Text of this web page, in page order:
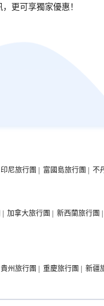
更可享獨家優惠！
印尼旅行團 | 富國島旅行團 | 不
| 加拿大旅行團 | 新西蘭旅行團 |
貴州旅行團 | 重慶旅行團 | 新疆